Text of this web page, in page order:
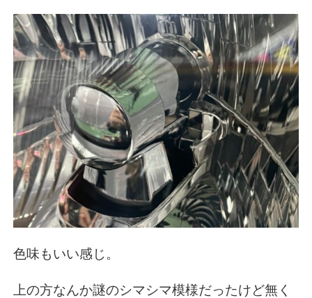
色味もいい感じ。
上の方なんか謎のシマシマ模様だったけど無く